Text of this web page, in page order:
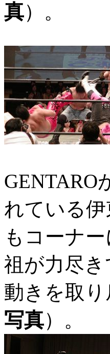
真）。
GENTARO
れている
もコーナ
祖が力尽
動きを取
写真）。